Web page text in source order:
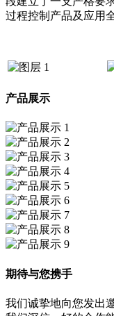
过程控制产品及应用
产品展示
期待与您携手
我们诚挚地向您发出